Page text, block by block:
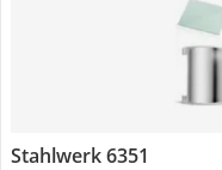
Stahlwerk 6351